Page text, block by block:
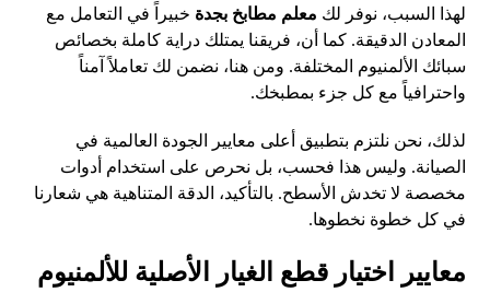
لهذا السبب، نوفر لك معلم مطابخ بجدة خبيراً في التعامل مع
المعادن الدقيقة. كما أن، فريقنا يمتلك دراية كاملة بخصائص
سبائك الألمنيوم المختلفة. ومن هنا، نضمن لك تعاملاً آمناً
واحترافياً مع كل جزء بمطبخك.
لذلك، نحن نلتزم بتطبيق أعلى معايير الجودة العالمية في
الصيانة. وليس هذا فحسب، بل نحرص على استخدام أدوات
مخصصة لا تخدش الأسطح. بالتأكيد، الدقة المتناهية هي شعارنا
في كل خطوة نخطوها.
معايير اختيار قطع الغيار الأصلية للألمنيوم